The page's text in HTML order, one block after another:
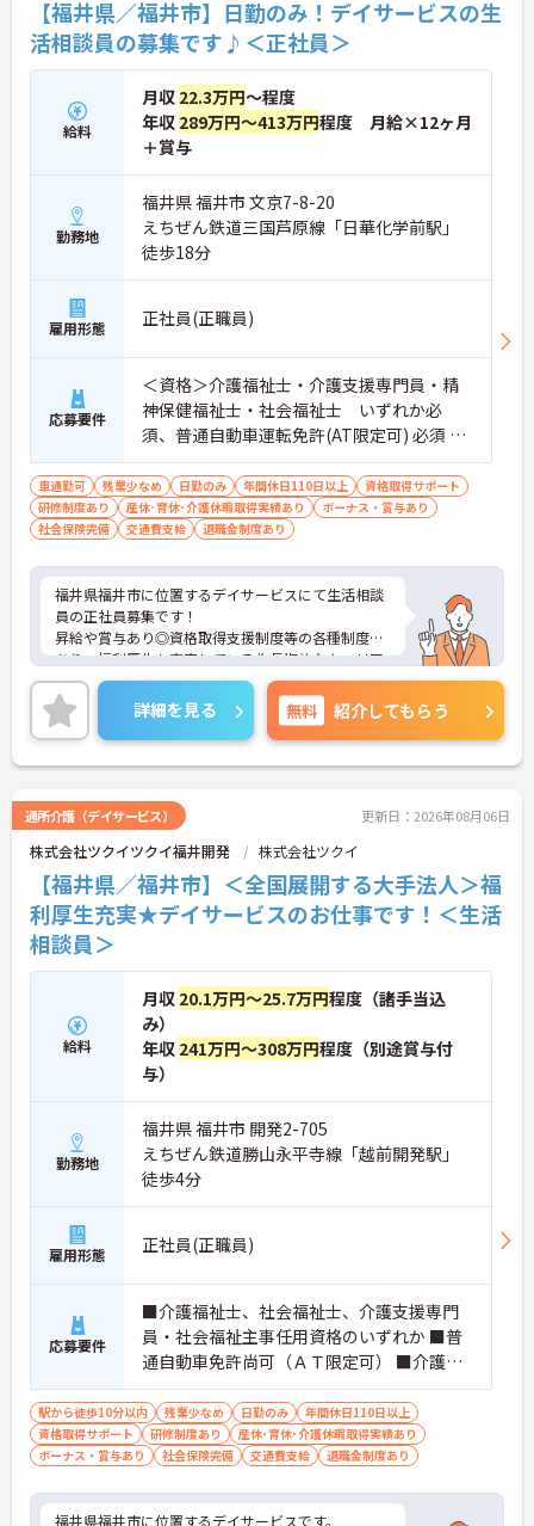
【福井県／福井市】日勤のみ！デイサービスの生
活相談員の募集です♪＜正社員＞
給料
月収 22.3万円～程度
年収 289万円～413万円程度 月給×12ヶ月
＋賞与
勤務地
福井県 福井市 文京7-8-20
えちぜん鉄道三国芦原線「日華化学前駅」
徒歩18分
雇用形態 正社員(正職員)
応募要件
＜資格＞介護福祉士・介護支援専門員・精
神保健福祉士・社会福祉士 いずれか必
須、普通自動車運転免許(AT限定可) 必須 ＜
経験＞不問
車通勤可 残業少なめ 日勤のみ 年間休日110日以上
資格取得サポート
研修制度あり
産休･育休･介護休暇取得実績あり
ボーナス・賞与あり
社会保険完備
交通費支給 退職金制度あり
福井県福井市に位置するデイサービスにて生活相談
員の正社員募集です！
昇給や賞与あり◎資格取得支援制度等の各種制度が
あり、福利厚生も充実している為長期的なキャリア
プランを描くことができます。
ご興味ある方は面接ポイントをお伝えしますので、
お気軽にお問い合わせください♪
詳細を見る 無料 紹介してもらう
通所介護（デイサービス） 更新日：2026年08月06日
株式会社ツクイツクイ福井開発 株式会社ツクイ
【福井県／福井市】＜全国展開する大手法人＞福
利厚生充実★デイサービスのお仕事です！＜生活
相談員＞
給料
月収 20.1万円～25.7万円程度（諸手当込
み）
年収 241万円～308万円程度（別途賞与付
与）
勤務地
福井県 福井市 開発2-705
えちぜん鉄道勝山永平寺線「越前開発駅」
徒歩4分
雇用形態 正社員(正職員)
応募要件
■介護福祉士、社会福祉士、介護支援専門
員・社会福祉主事任用資格のいずれか ■普
通自動車免許尚可（ＡＴ限定可） ■介護経
験3年以上（生活相談員経験あれば尚可）
駅から徒歩10分以内 残業少なめ 日勤のみ
年間休日110日以上
資格取得サポート
研修制度あり
産休･育休･介護休暇取得実績あり
ボーナス・賞与あり
社会保険完備 交通費支給 退職金制度あり
福井県福井市に位置するデイサービスです。